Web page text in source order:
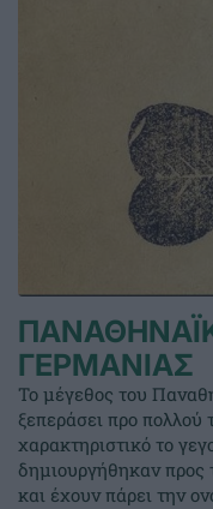
ΓΕΡΜΑΝΙΑΣ
Το μέγεθος του
ξεπεράσει προ πολλού
χαρακτηριστικό το
δημιουργήθηκαν προς
και έχουν πάρει την